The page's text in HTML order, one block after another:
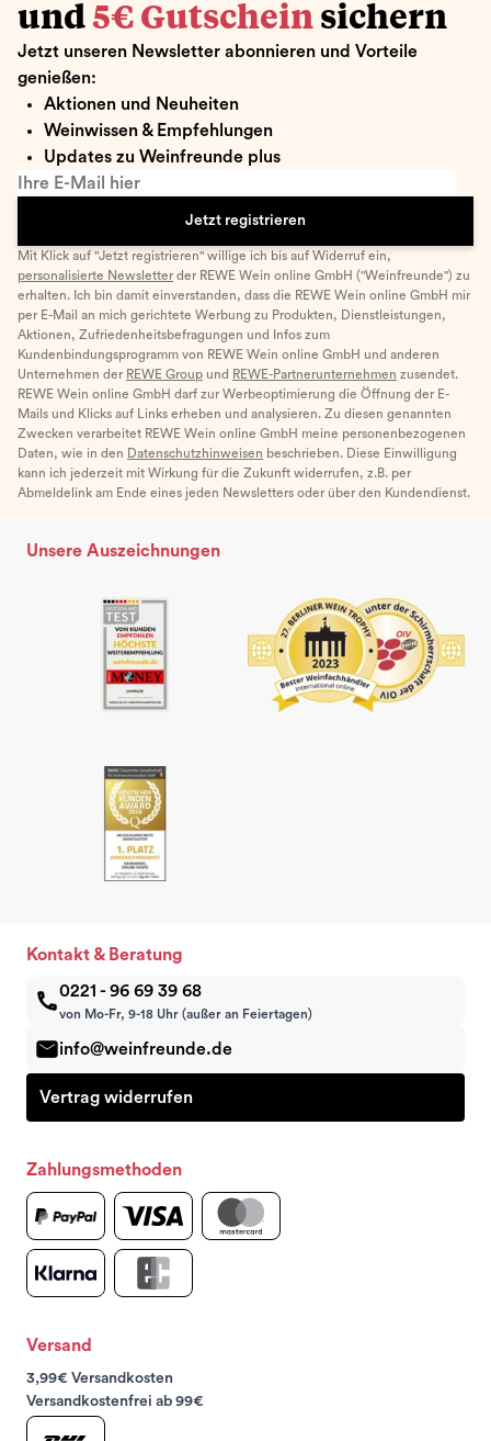
und 5€ Gutschein sichern
Jetzt unseren Newsletter abonnieren und Vorteile
genießen:
Aktionen und Neuheiten
Weinwissen & Empfehlungen
Updates zu Weinfreunde plus
Ihre E-Mail hier
Jetzt registrieren
Mit Klick auf "Jetzt registrieren" willige ich bis auf Widerruf ein,
personalisierte Newsletter der REWE Wein online GmbH ("Weinfreunde") zu
erhalten. Ich bin damit einverstanden, dass die REWE Wein online GmbH mir
per E-Mail an mich gerichtete Werbung zu Produkten, Dienstleistungen,
Aktionen, Zufriedenheitsbefragungen und Infos zum
Kundenbindungsprogramm von REWE Wein online GmbH und anderen
Unternehmen der REWE Group und REWE-Partnerunternehmen zusendet.
REWE Wein online GmbH darf zur Werbeoptimierung die Öffnung der E-
Mails und Klicks auf Links erheben und analysieren. Zu diesen genannten
Zwecken verarbeitet REWE Wein online GmbH meine personenbezogenen
Daten, wie in den Datenschutzhinweisen beschrieben. Diese Einwilligung
kann ich jederzeit mit Wirkung für die Zukunft widerrufen, z.B. per
Abmeldelink am Ende eines jeden Newsletters oder über den Kundendienst.
Unsere Auszeichnungen
Kontakt & Beratung
0221 - 96 69 39 68
von Mo-Fr, 9-18 Uhr (außer an Feiertagen)
info@weinfreunde.de
Vertrag widerrufen
Zahlungsmethoden
Versand
3,99€ Versandkosten
Versandkostenfrei ab 99€